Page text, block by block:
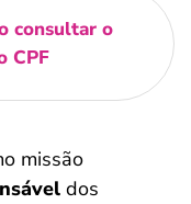
consultar o
CPF
missão
dos